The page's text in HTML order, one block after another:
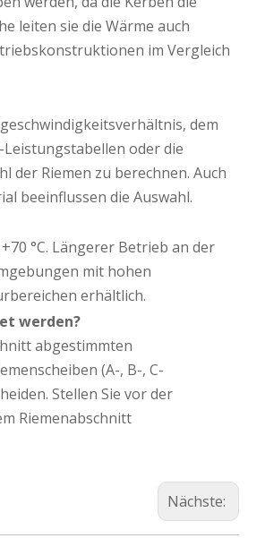
leiten sie die Wärme auch
im Vergleich
dem
Leistungstabellen oder die
Riemen zu berechnen. Auch
beeinflussen die Auswahl.
°C. Längerer Betrieb an der
mit hohen
erhältlich.
werden?
abgestimmten
(A-, B-, C-
Stellen Sie vor der
Riemenabschnitt
Nächste: